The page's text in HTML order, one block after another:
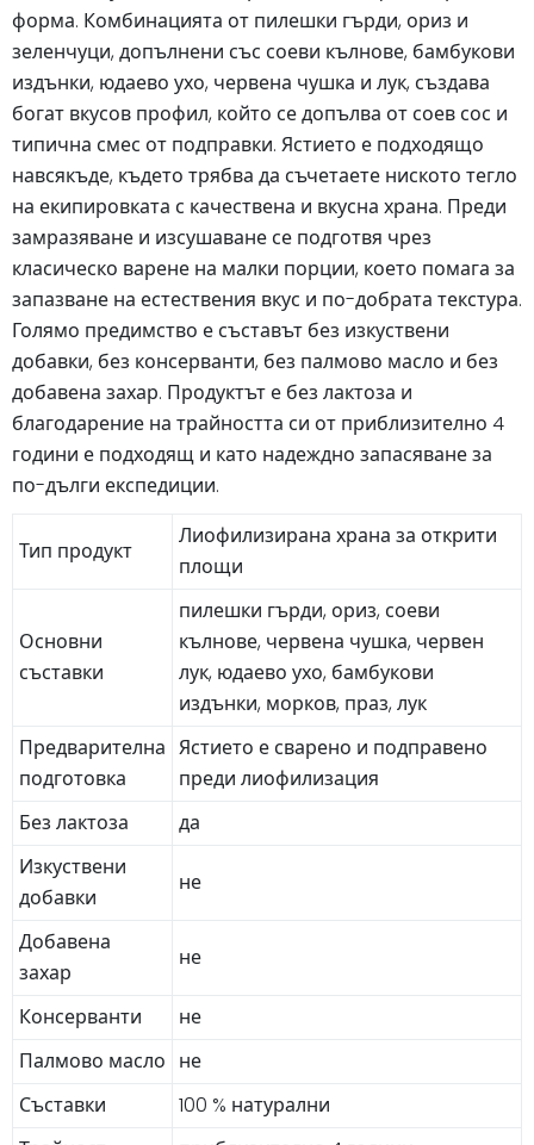
форма. Комбинацията от пилешки гърди, ориз и
зеленчуци, допълнени със соеви кълнове, бамбукови
издънки, юдаево ухо, червена чушка и лук, създава
богат вкусов профил, който се допълва от соев сос и
типична смес от подправки. Ястието е подходящо
навсякъде, където трябва да съчетаете ниското тегло
на екипировката с качествена и вкусна храна. Преди
замразяване и изсушаване се подготвя чрез
класическо варене на малки порции, което помага за
запазване на естествения вкус и по-добрата текстура.
Голямо предимство е съставът без изкуствени
добавки, без консерванти, без палмово масло и без
добавена захар. Продуктът е без лактоза и
благодарение на трайността си от приблизително 4
години е подходящ и като надеждно запасяване за
по-дълги експедиции.
Тип продукт
Лиофилизирана храна за открити
площи
Основни
съставки
пилешки гърди, ориз, соеви
кълнове, червена чушка, червен
лук, юдаево ухо, бамбукови
издънки, морков, праз, лук
Предварителна
подготовка
Ястието е сварено и подправено
преди лиофилизация
Без лактоза
да
Изкуствени
добавки
не
Добавена
захар
не
Консерванти
не
Палмово масло не
Съставки
100 % натурални